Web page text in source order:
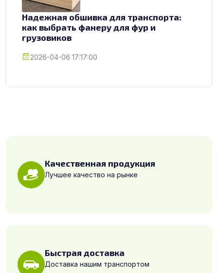
Надежная обшивка для транспорта:
как выбрать фанеру для фур и
грузовиков
2026-04-06 17:17:00
Качественная продукция
Лучшее качество на рынке
Быстрая доставка
Доставка нашим транспортом